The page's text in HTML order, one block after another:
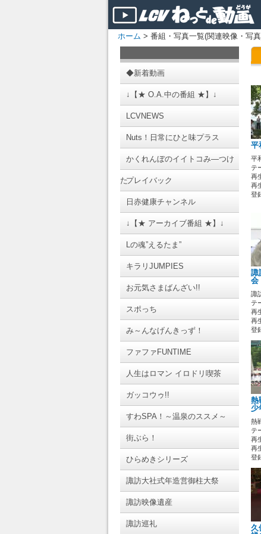
ホーム > 番組・写真一覧(関連映像・写
◆新着動画
↓【★ O.A.中の番組 ★】↓
LCVNEWS
Nuts！日常にひと味プラス
かくれんぼのイイトコみ―つけ
たプレイバック
日赤健康チャンネル
↓【★ アーカイブ番組 ★】↓
Lの魂”えるたま”
キラリJUMPIES
お元気さまばんざい!!
スポっち
み～んなげんきっず！
ファファFUNTIME
人生はロマン イロドリ喫茶
ガッコウゥ!!
すわSPA！～温泉のススメ～
街ぶら！
ひらめきシリーズ
諏訪大社式年造営御柱大祭
諏訪映像遺産
諏訪巡礼
平
平
テ
再
再
登
諏
諏
テ
再
再
登
熱
少
熱
テ
再
再
登
久